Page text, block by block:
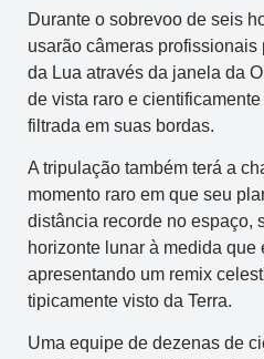
Durante o sobrevoo de seis
usarão câmeras
da Lua através da janela da
de vista raro e
filtrada em suas bordas.
A tripulação também terá a
momento raro em que seu
distância recorde no espaço,
horizonte lunar à medida que
apresentando um remix
tipicamente visto da Terra.
Uma equipe de dezenas de